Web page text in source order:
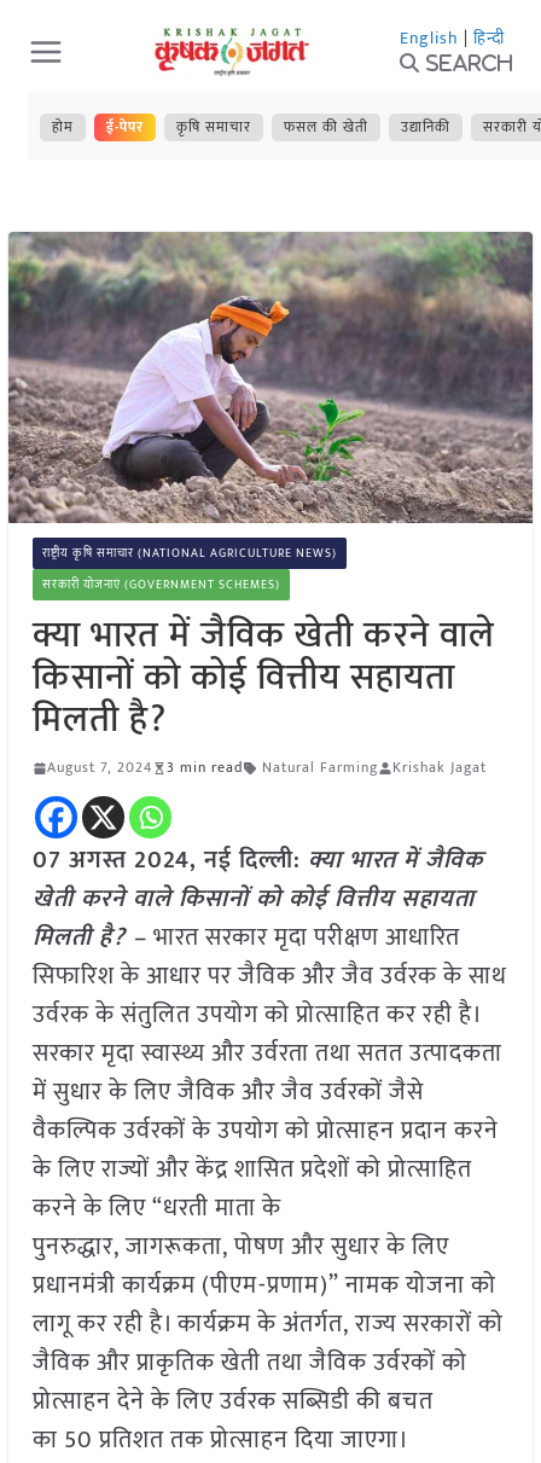
Skip
to
content
English | हिन्दी
Search
होम ई-पेपर कृषि समाचार फसल की खेती उद्यानिकी सरकारी
राष्ट्रीय कृषि समाचार (NATIONAL AGRICULTURE NEWS)
सरकारी योजनाएं (GOVERNMENT SCHEMES)
क्या भारत में जैविक खेती करने वाले
किसानों को कोई वित्तीय सहायता
मिलती है?
August 7, 2024 3 min read Natural Farming Krishak Jagat
07 अगस्त 2024, नई दिल्ली: क्या भारत में जैविक
खेती करने वाले किसानों को कोई वित्तीय सहायता
मिलती है? –भारत सरकार मृदा परीक्षण आधारित
सिफारिश के आधार पर जैविक और जैव उर्वरक के साथ
उर्वरक के संतुलित उपयोग को प्रोत्साहित कर रही है।
सरकार मृदा स्वास्थ्य और उर्वरता तथा सतत उत्पादकता
में सुधार के लिए जैविक और जैव उर्वरकों जैसे
वैकल्पिक उर्वरकों के उपयोग को प्रोत्साहन प्रदान करने
के लिए राज्यों और केंद्र शासित प्रदेशों को प्रोत्साहित
करने के लिए “धरती माता के
पुनरुद्धार, जागरूकता, पोषण और सुधार के लिए
प्रधानमंत्री कार्यक्रम (पीएम-प्रणाम)” नामक योजना को
लागू कर रही है। कार्यक्रम के अंतर्गत, राज्य सरकारों को
जैविक और प्राकृतिक खेती तथा जैविक उर्वरकों को
प्रोत्साहन देने के लिए उर्वरक सब्सिडी की बचत
का 50 प्रतिशत तक प्रोत्साहन दिया जाएगा।